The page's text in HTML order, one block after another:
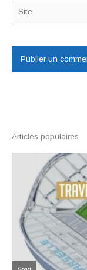
Articles populaires